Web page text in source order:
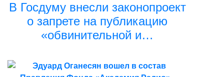
В Госдуму внесли законопроект
о запрете на публикацию
«обвинительной и…